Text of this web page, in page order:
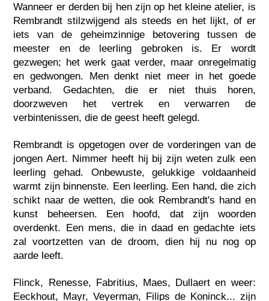
Wanneer er derden bij hen zijn op het kleine atelier, is
Rembrandt stilzwijgend als steeds en het lijkt, of er
iets van de geheimzinnige betovering tussen de
meester en de leerling gebroken is. Er wordt
gezwegen; het werk gaat verder, maar onregelmatig
en gedwongen. Men denkt niet meer in het goede
verband. Gedachten, die er niet thuis horen,
doorzweven het vertrek en verwarren de
verbintenissen, die de geest heeft gelegd.
Rembrandt is opgetogen over de vorderingen van de
jongen Aert. Nimmer heeft hij bij zijn weten zulk een
leerling gehad. Onbewuste, gelukkige voldaanheid
warmt zijn binnenste. Een leerling. Een hand, die zich
schikt naar de wetten, die ook Rembrandt's hand en
kunst beheersen. Een hoofd, dat zijn woorden
overdenkt. Een mens, die in daad en gedachte iets
zal voortzetten van de droom, dien hij nu nog op
aarde leeft.
Flinck, Renesse, Fabritius, Maes, Dullaert en weer:
Eeckhout, Mayr, Veyerman, Filips de Koninck... zijn